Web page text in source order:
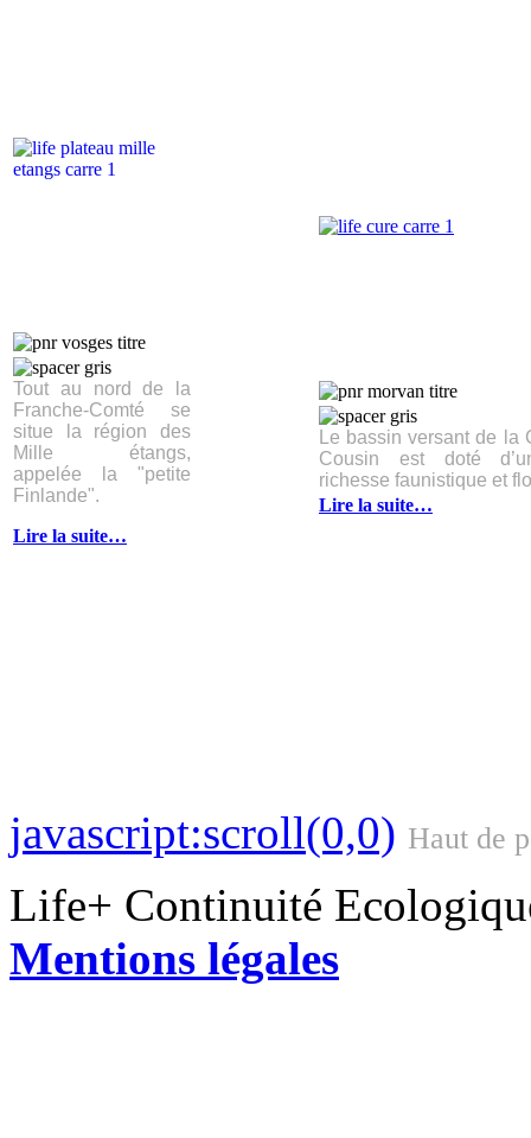
Tout au nord de la
Franche-Comté se
situe la région des
Mille étangs,
appelée la "petite
Finlande".
Lire la suite…
Le bassin versant de la
Cousin est doté
richesse faunistique et
Lire la suite…
javascript:scroll(0,0) Haut de
Life+ Continuité
Mentions légales